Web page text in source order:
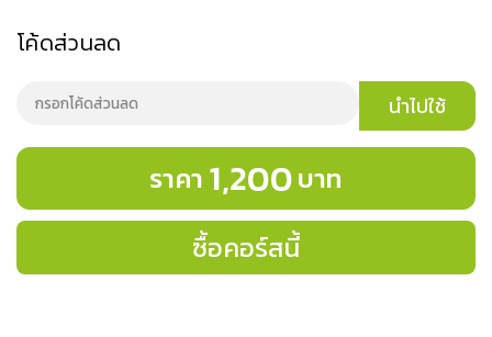
โค้ดส่วนลด
นำไปใช้
ราคา 1,200บาท
ซื้อคอร์สนี้